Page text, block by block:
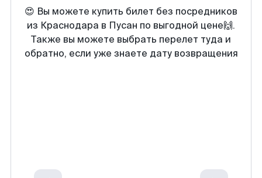
😍 Вы можете купить билет без посредников
из Краснодара в Пусан по выгодной цене🙌.
Также вы можете выбрать перелет туда и
обратно, если уже знаете дату возвращения